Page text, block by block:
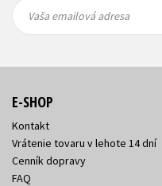
emailová
emailová
Vaša emailová adresa
E-SHOP
Kontakt
Vrátenie tovaru v lehote 14 dní
Cenník dopravy
FAQ